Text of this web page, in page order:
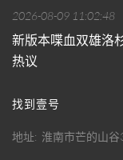
2026-08-09 11:02:48
新版本喋血双雄洛
热议
找到壹号
地址 淮南市芒的山谷